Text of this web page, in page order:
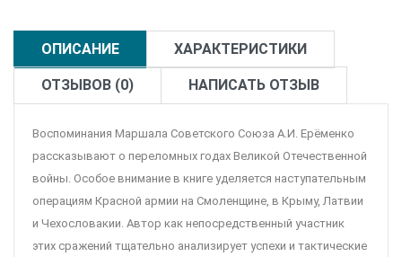
ОПИСАНИЕ ХАРАКТЕРИСТИКИ
ОТЗЫВОВ (0) НАПИСАТЬ ОТЗЫВ
Воспоминания Маршала Советского Союза А.И. Ерёменко
рассказывают о переломных годах Великой Отечественной
войны. Особое внимание в книге уделяется наступательным
операциям Красной армии на Смоленщине, в Крыму, Латвии
и Чехословакии. Автор как непосредственный участник
этих сражений тщательно анализирует успехи и тактические